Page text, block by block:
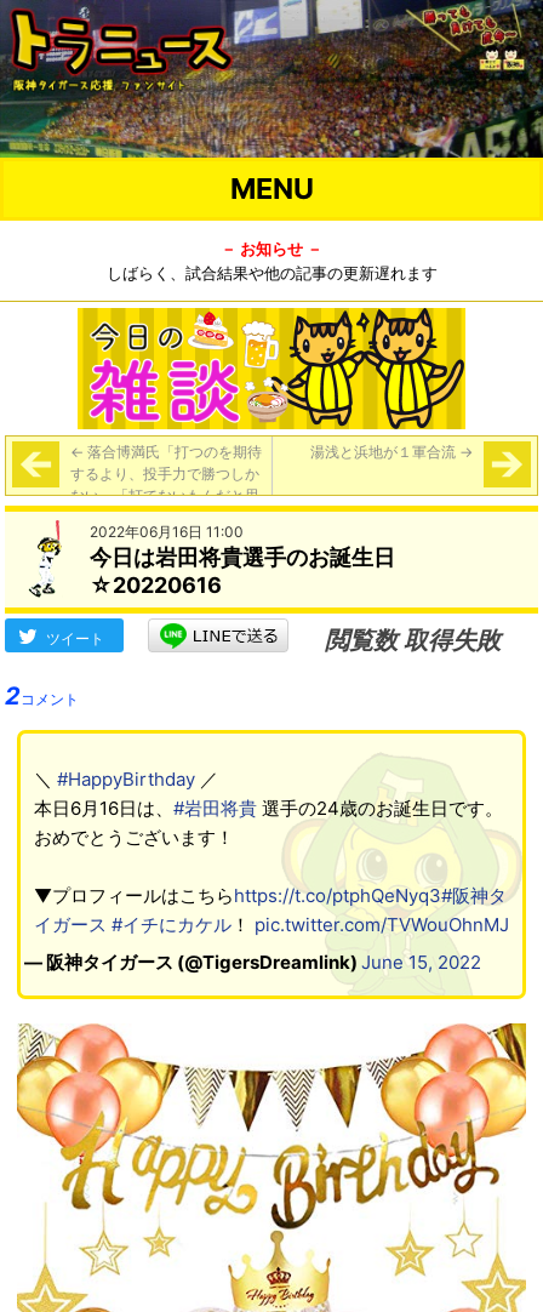
MENU
－ お知らせ －
しばらく、試合結果や他の記事の更新遅れます
← 落合博満氏「打つのを期待
するより、投手力で勝つしか
ない」「打てないもんだと思
って野球をやればいいじゃな
いか」
湯浅と浜地が１軍合流 →
2022年06月16日 11:00
今日は岩田将貴選手のお誕生日
☆20220616
ツイート
閲覧数 取得失敗
2コメント
＼ #HappyBirthday／
本日6月16日は、 #岩田将貴選手の24歳のお誕生日です。
おめでとうございます！
▼プロフィールはこちらhttps://t.co/ptphQeNyq3#阪神タ
イガース #イチにカケル！ pic.twitter.com/TVWouOhnMJ
— 阪神タイガース (@TigersDreamlink)June 15, 2022